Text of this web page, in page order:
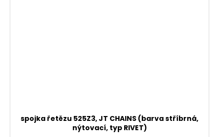
spojka řetězu 525Z3, JT CHAINS (barva stříbrná,
nýtovací, typ RIVET)